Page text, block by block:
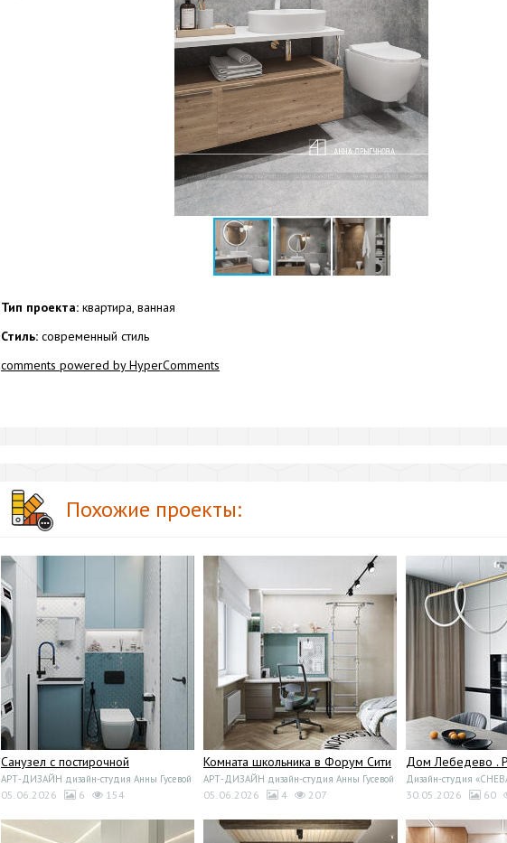
Тип проекта: квартира, ванная
Стиль: современный стиль
comments powered by HyperComments
Похожие проекты:
Санузел с постирочной
АРТ-ДИЗАЙН дизайн-студия Анны Гусевой
05.06.2026 6 154
Комната школьника в Форум Сити
АРТ-ДИЗАЙН дизайн-студия Анны Гусевой
05.06.2026 4 207
Дом Лебедево .
Дизайн-студия
30.05.2026 60